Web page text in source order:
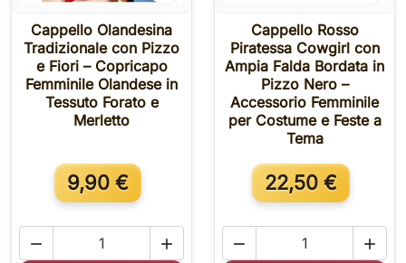
Cappello Olandesina
Tradizionale con Pizzo
e Fiori – Copricapo
Femminile Olandese in
Tessuto Forato e
Merletto
9,90 €


Cappello Rosso
Piratessa Cowgirl con
Ampia Falda Bordata in
Pizzo Nero –
Accessorio Femminile
per Costume e Feste a
Tema
22,50 €

